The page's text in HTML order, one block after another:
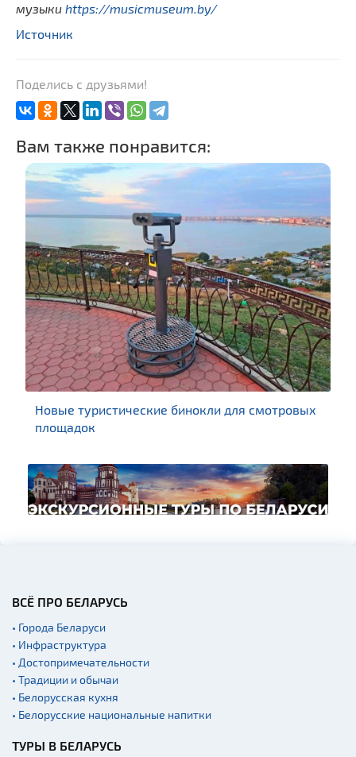
музыки https://musicmuseum.by/
Источник
Поделись с друзьями!
Вам также понравится:
Новые туристические бинокли для смотровых
площадок
ВСЁ ПРО БЕЛАРУСЬ
• Города Беларуси
• Инфраструктура
• Достопримечательности
• Традиции и обычаи
• Белорусская кухня
• Белорусские национальные напитки
ТУРЫ В БЕЛАРУСЬ